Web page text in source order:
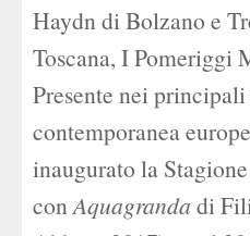
Haydn di Bolzano e
Toscana, I Pomeriggi
Presente nei
contemporanea
inaugurato la
conAquagranda di